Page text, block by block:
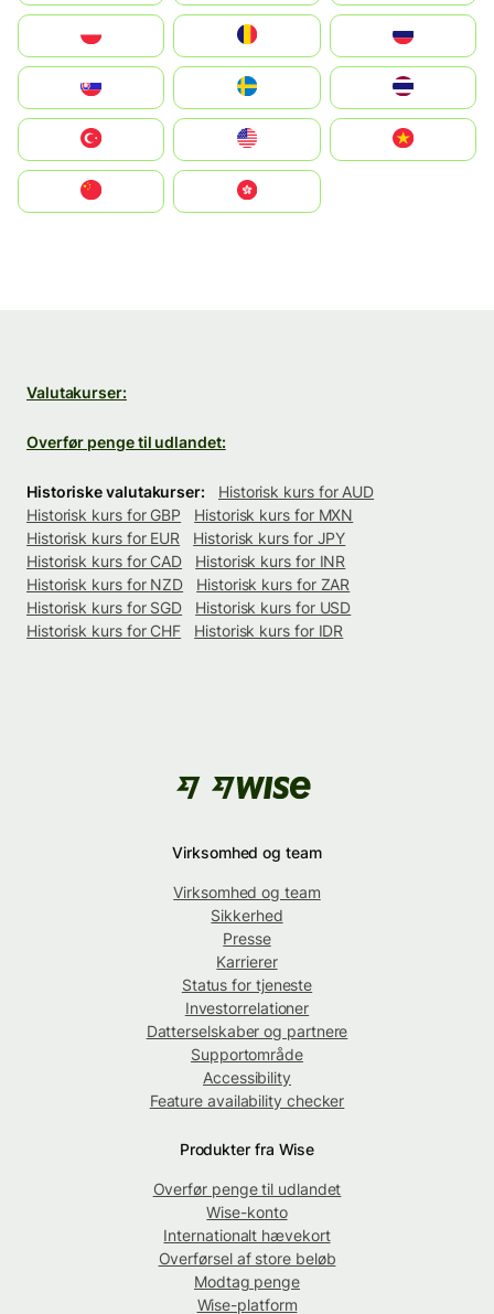
United States
中國香港特別行政區
Valutakurser:
Overfør penge til udlandet:
Historiske valutakurser:
Historisk kurs for AUD
Historisk kurs for GBP
Historisk kurs for MXN
Historisk kurs for EUR
Historisk kurs for JPY
Historisk kurs for CAD
Historisk kurs for INR
Historisk kurs for NZD
Historisk kurs for ZAR
Historisk kurs for SGD
Historisk kurs for USD
Historisk kurs for CHF
Historisk kurs for IDR
Virksomhed og team
Virksomhed og team
Sikkerhed
Presse
Karrierer
Status for tjeneste
Investorrelationer
Datterselskaber og partnere
Supportområde
Accessibility
Feature availability checker
Produkter fra Wise
Overfør penge til udlandet
Wise-konto
Internationalt hævekort
Overførsel af store beløb
Modtag penge
Wise-platform